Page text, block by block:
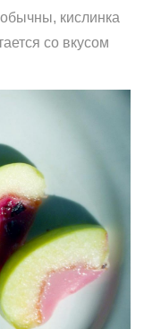
кислинка
со вкусом